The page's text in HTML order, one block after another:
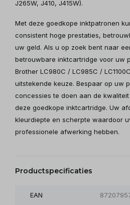
J265W, J410, J415W).
Met deze goedkope inktpatronen
consistent hoge prestaties,
uw geld. Als u op zoek bent naar
betrouwbare inktcartridge voor uw
Brother LC980C / LC985C /
uitstekende keuze. Bespaar op uw
concessies te doen aan de
deze goedkope inktcartridge. Uw
kleurdiepte en scherpte waardoor
professionele afwerking hebben.
Productspecificaties
EAN